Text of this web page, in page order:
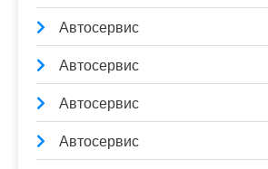
Автосервис
Автосервис
Автосервис
Автосервис